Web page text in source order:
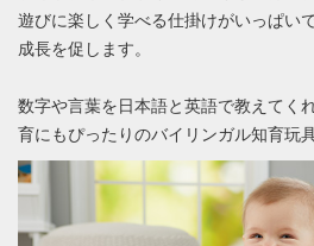
遊びに楽しく学べる仕掛けがいっぱい
成長を促します。
数字や言葉を日本語と英語で教えてく
育にもぴったりのバイリンガル知育玩具